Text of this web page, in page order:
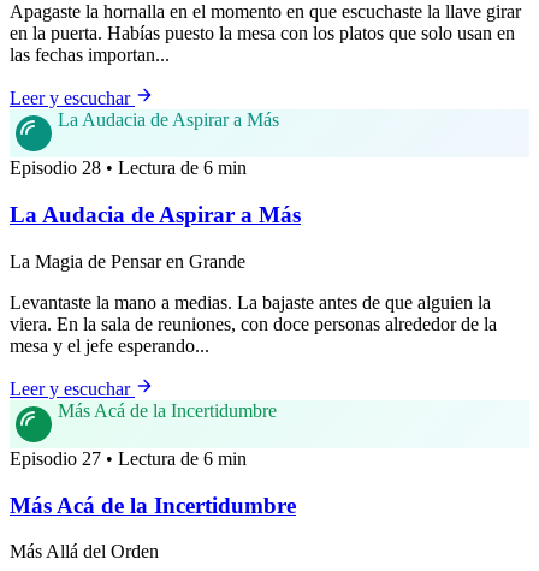
Apagaste la hornalla en el momento en que escuchaste la llave girar
en la puerta. Habías puesto la mesa con los platos que solo usan en
las fechas importan...
Leer y escuchar
La Audacia de Aspirar a Más
Episodio 28 • Lectura de 6 min
La Audacia de Aspirar a Más
La Magia de Pensar en Grande
Levantaste la mano a medias. La bajaste antes de que alguien la
viera. En la sala de reuniones, con doce personas alrededor de la
mesa y el jefe esperando...
Leer y escuchar
Más Acá de la Incertidumbre
Episodio 27 • Lectura de 6 min
Más Acá de la Incertidumbre
Más Allá del Orden